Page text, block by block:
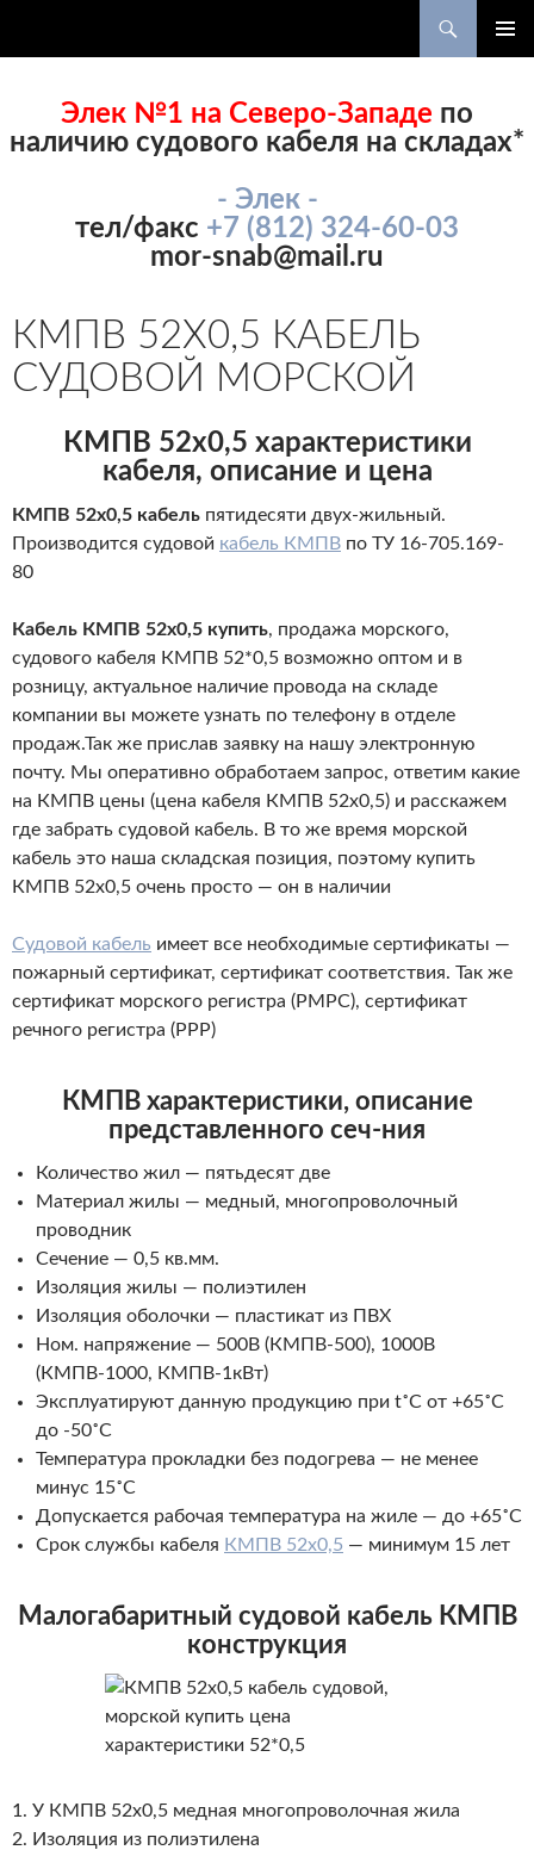
СОДЕРЖИМОМУ
Элек №1 на Северо-Западе по
наличию судового кабеля на складах*
- Элек -
тел/факс +7 (812) 324-60-03
mor-snab@mail.ru
КМПВ 52Х0,5 КАБЕЛЬ
СУДОВОЙ МОРСКОЙ
КМПВ 52х0,5 характеристики
кабеля, описание и цена
КМПВ 52х0,5 кабель пятидесяти двух-жильный.
Производится судовой кабель КМПВ по ТУ 16-705.169-
80
Кабель КМПВ 52х0,5 купить, продажа морского,
судового кабеля КМПВ 52*0,5 возможно оптом и в
розницу, актуальное наличие провода на складе
компании вы можете узнать по телефону в отделе
продаж.Так же прислав заявку на нашу электронную
почту. Мы оперативно обработаем запрос, ответим какие
на КМПВ цены (цена кабеля КМПВ 52х0,5) и расскажем
где забрать судовой кабель. В то же время морской
кабель это наша складская позиция, поэтому купить
КМПВ 52х0,5 очень просто — он в наличии
Судовой кабель имеет все необходимые сертификаты —
пожарный сертификат, сертификат соответствия. Так же
сертификат морского регистра (РМРС), сертификат
речного регистра (РРР)
КМПВ характеристики, описание
представленного сеч-ния
Количество жил — пятьдесят две
Материал жилы — медный, многопроволочный
проводник
Сечение — 0,5 кв.мм.
Изоляция жилы — полиэтилен
Изоляция оболочки — пластикат из ПВХ
Ном. напряжение — 500В (КМПВ-500), 1000В
(КМПВ-1000, КМПВ-1кВт)
Эксплуатируют данную продукцию при t˚С от +65˚С
до -50˚С
Температура прокладки без подогрева — не менее
минус 15˚С
Допускается рабочая температура на жиле — до +65˚С
Срок службы кабеля КМПВ 52х0,5 — минимум 15 лет
Малогабаритный судовой кабель КМПВ
конструкция
1. У КМПВ 52х0,5 медная многопроволочная жила
2. Изоляция из полиэтилена